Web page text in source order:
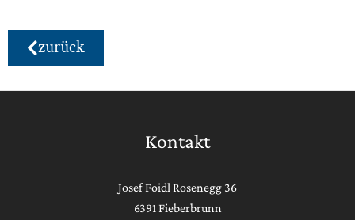
zurück
Kontakt
Josef Foidl Rosenegg 36
6391 Fieberbrunn